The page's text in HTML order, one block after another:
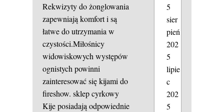
Rekwizyty do żonglowania
zapewniają komfort i są
łatwe do utrzymania w
czystości.Miłośnicy
widowiskowych występów
ognistych powinni
zainteresować się kijami do
fireshow. sklep cyrkowy
Kije posiadają odpowiednie
5
sier
pień
202
5
lipie
c
202
5